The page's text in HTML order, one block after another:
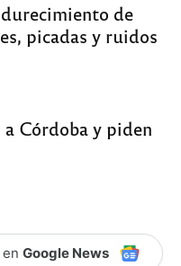
de
picadas y ruidos
Córdoba y piden
en Google News